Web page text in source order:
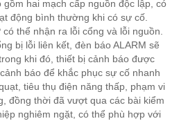
hai mạch cấp nguồn độc lập, có
động bình thường khi có sự cố.
thể nhận ra lỗi cổng và lỗi nguồn.
bị lỗi liên kết, đèn báo ALARM sẽ
khi đó, thiết bị cảnh báo được
báo để khắc phục sự cố nhanh
tiêu thụ điện năng thấp, phạm vi
đồng thời đã vượt qua các bài kiểm
nghiêm ngặt, có thể phù hợp với